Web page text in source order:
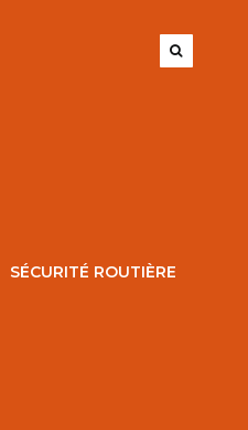
SÉCURITÉ ROUTIÈRE